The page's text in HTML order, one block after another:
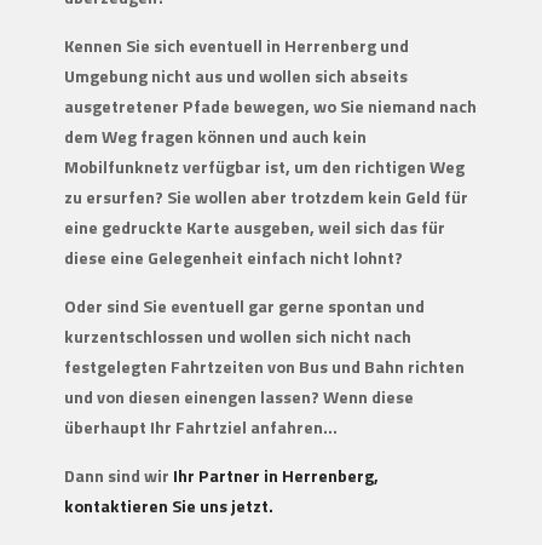
Kennen Sie sich eventuell in Herrenberg und
Umgebung nicht aus und wollen sich abseits
ausgetretener Pfade bewegen, wo Sie niemand nach
dem Weg fragen können und auch kein
Mobilfunknetz verfügbar ist, um den richtigen Weg
zu ersurfen? Sie wollen aber trotzdem kein Geld für
eine gedruckte Karte ausgeben, weil sich das für
diese eine Gelegenheit einfach nicht lohnt?
Oder sind Sie eventuell gar gerne spontan und
kurzentschlossen und wollen sich nicht nach
festgelegten Fahrtzeiten von Bus und Bahn richten
und von diesen einengen lassen? Wenn diese
überhaupt Ihr Fahrtziel anfahren…
Dann sind wir Ihr Partner in Herrenberg,
kontaktieren Sie uns jetzt.